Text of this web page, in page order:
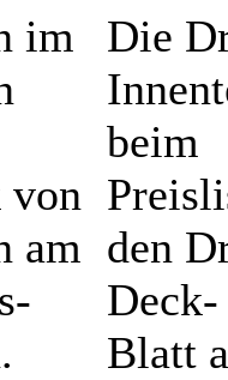
im
von
am
Die
beim
den
Blatt